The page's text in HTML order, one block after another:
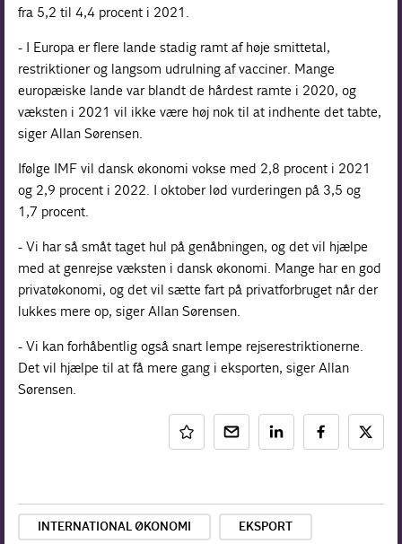
fra 5,2 til 4,4 procent i 2021.
- I Europa er flere lande stadig ramt af høje smittetal,
restriktioner og langsom udrulning af vacciner. Mange
europæiske lande var blandt de hårdest ramte i 2020, og
væksten i 2021 vil ikke være høj nok til at indhente det tabte,
siger Allan Sørensen.
Ifølge IMF vil dansk økonomi vokse med 2,8 procent i 2021
og 2,9 procent i 2022. I oktober lød vurderingen på 3,5 og
1,7 procent.
- Vi har så småt taget hul på genåbningen, og det vil hjælpe
med at genrejse væksten i dansk økonomi. Mange har en god
privatøkonomi, og det vil sætte fart på privatforbruget når der
lukkes mere op, siger Allan Sørensen.
- Vi kan forhåbentlig også snart lempe rejserestriktionerne.
Det vil hjælpe til at få mere gang i eksporten, siger Allan
Sørensen.
INTERNATIONAL ØKONOMI EKSPORT